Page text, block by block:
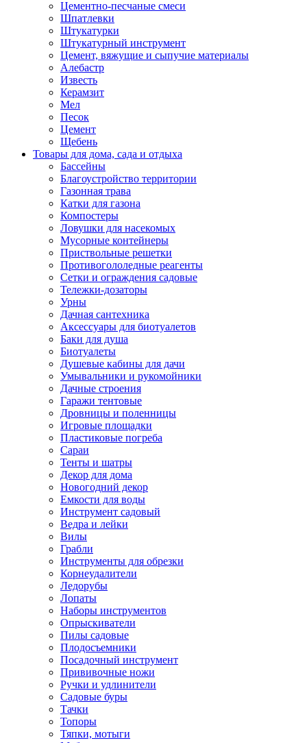
Цементно-песчаные смеси
Шпатлевки
Штукатурки
Штукатурный инструмент
Цемент, вяжущие и сыпучие материалы
Алебастр
Известь
Керамзит
Мел
Песок
Цемент
Щебень
Товары для дома, сада и отдыха
Бассейны
Благоустройство территории
Газонная трава
Катки для газона
Компостеры
Ловушки для насекомых
Мусорные контейнеры
Приствольные решетки
Противогололедные реагенты
Сетки и ограждения садовые
Тележки-дозаторы
Урны
Дачная сантехника
Аксессуары для биотуалетов
Баки для душа
Биотуалеты
Душевые кабины для дачи
Умывальники и рукомойники
Дачные строения
Гаражи тентовые
Дровницы и поленницы
Игровые площадки
Пластиковые погреба
Сараи
Тенты и шатры
Декор для дома
Новогодний декор
Емкости для воды
Инструмент садовый
Ведра и лейки
Вилы
Грабли
Инструменты для обрезки
Корнеудалители
Ледорубы
Лопаты
Наборы инструментов
Опрыскиватели
Пилы садовые
Плодосъемники
Посадочный инструмент
Прививочные ножи
Ручки и удлинители
Садовые буры
Тачки
Топоры
Тяпки, мотыги